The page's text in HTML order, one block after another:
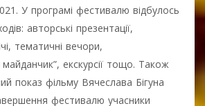
У програмі фестивалю відбулось
авторські презентації,
тематичні вечори,
екскурсії тощо. Також
показ фільму Вячеслава Бігуна
фестивалю учасники